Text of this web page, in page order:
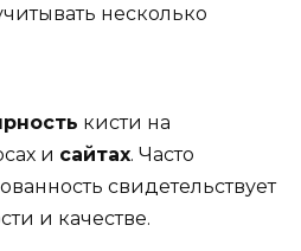
несколько
кисти на
и сайтах. Часто
свидетельствует
и качестве.